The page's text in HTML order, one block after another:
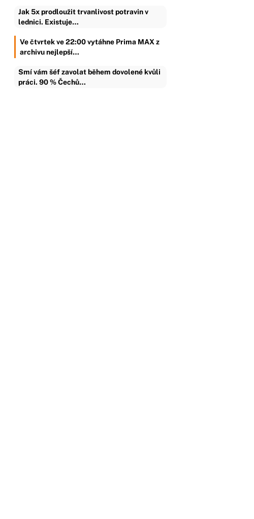
Jak 5x prodloužit trvanlivost potravin v
lednici. Existuje…
Ve čtvrtek ve 22:00 vytáhne Prima MAX z
archivu nejlepší…
Smí vám šéf zavolat během dovolené kvůli
práci. 90 % Čechů…